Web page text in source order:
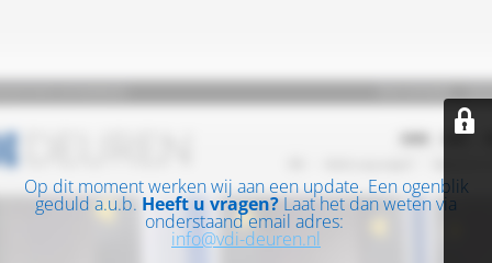
Op dit moment werken wij aan een update. Een ogenblik
geduld a.u.b. Heeft u vragen? Laat het dan weten via
onderstaand email adres:
info@vdi-deuren.nl